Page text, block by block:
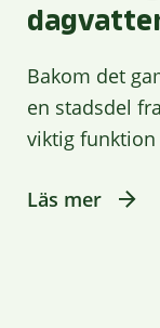
Bakom det
en stadsdel
viktig
Läs mer